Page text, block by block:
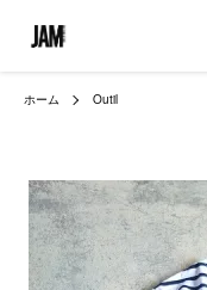
ホーム Outil